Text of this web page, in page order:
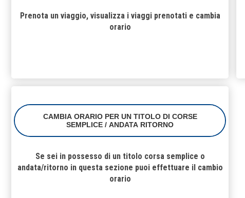
Prenota un viaggio, visualizza i viaggi prenotati e cambia
orario
CAMBIA ORARIO PER UN TITOLO DI CORSE
SEMPLICE / ANDATA RITORNO
Se sei in possesso di un titolo corsa semplice o
andata/ritorno in questa sezione puoi effettuare il cambio
orario